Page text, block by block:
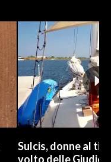
Sulcis, donne al
volto delle